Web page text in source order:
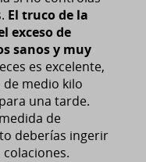
El truco de la
exceso de
sanos y muy
es excelente,
medio kilo
una tarde.
de
deberías ingerir